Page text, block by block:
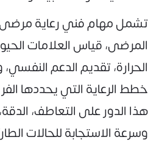
تشمل مهام فني رعاية
المرضى، قياس العلامات
الحرارة، تقديم الدعم
خطط الرعاية التي يحددها
هذا الدور على التعاطف،
وسرعة الاستجابة للحالات